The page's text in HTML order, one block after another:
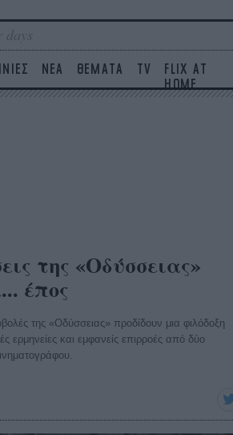
days
ΝΕΑ ΘΕΜΑΤΑ TV
FLIX AT
HOME
της «Οδύσσειας»
έπος
της «Οδύσσειας» προδίδουν μια φιλόδοξη
ερμηνείες και εμφανείς επιρροές από δύο